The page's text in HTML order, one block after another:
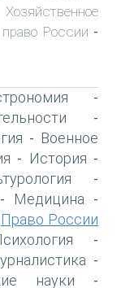
Хозяйственное
право России -
-
-
- Военное
- История -
-
Медицина -
Право России
-
-
науки -